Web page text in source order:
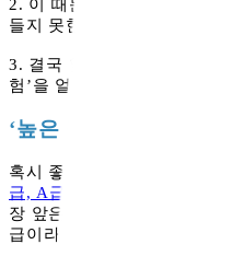
2. 이 때문에 쿠팡이나 네이버
들지 못한다면, 적립만으로는
3. 결국 앞으로의 경쟁은 단순
험’을 얼마나 만들어낼 수 있
‘높은 적립률 = 좋은 입지
혹시 좋은 입지의 기준을 아
급, A급, B급, C급으로 나눠 설
장 앞은 S급, 이와 자연스럽
급이라는 식입니다.